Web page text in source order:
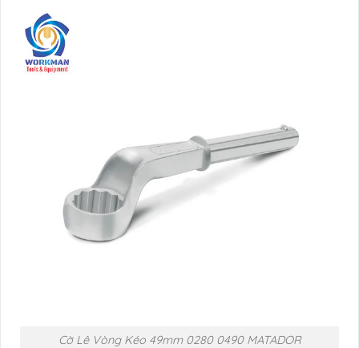
Cờ Lê Vòng Kéo 49mm 0280 0490 MATADOR